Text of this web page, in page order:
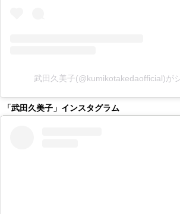
武田久美子(@kumikotakedaofficial)が
「武田久美子」インスタグラム